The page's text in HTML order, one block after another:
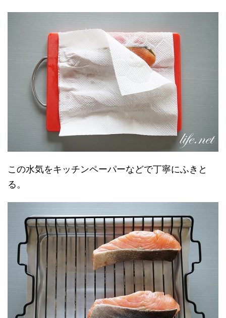
この水気をキッチンペーパーなどで丁寧にふきと
る。